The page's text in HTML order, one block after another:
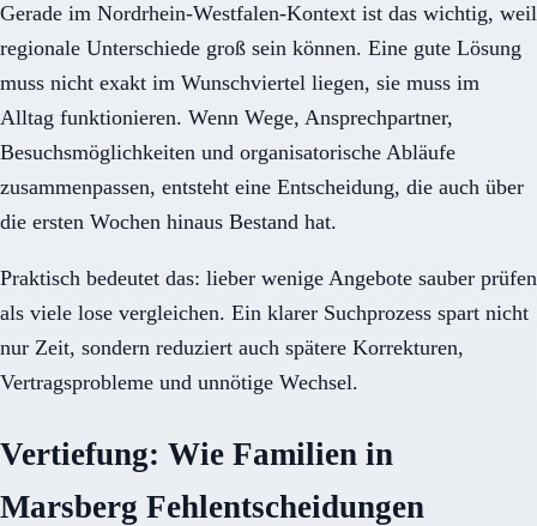
Gerade im Nordrhein-Westfalen-Kontext ist das wichtig, weil
regionale Unterschiede groß sein können. Eine gute Lösung
muss nicht exakt im Wunschviertel liegen, sie muss im
Alltag funktionieren. Wenn Wege, Ansprechpartner,
Besuchsmöglichkeiten und organisatorische Abläufe
zusammenpassen, entsteht eine Entscheidung, die auch über
die ersten Wochen hinaus Bestand hat.
Praktisch bedeutet das: lieber wenige Angebote sauber prüfen
als viele lose vergleichen. Ein klarer Suchprozess spart nicht
nur Zeit, sondern reduziert auch spätere Korrekturen,
Vertragsprobleme und unnötige Wechsel.
Vertiefung: Wie Familien in
Marsberg Fehlentscheidungen